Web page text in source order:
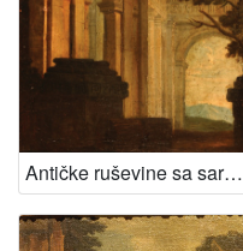
Antičke ruševine sa sarkofagom